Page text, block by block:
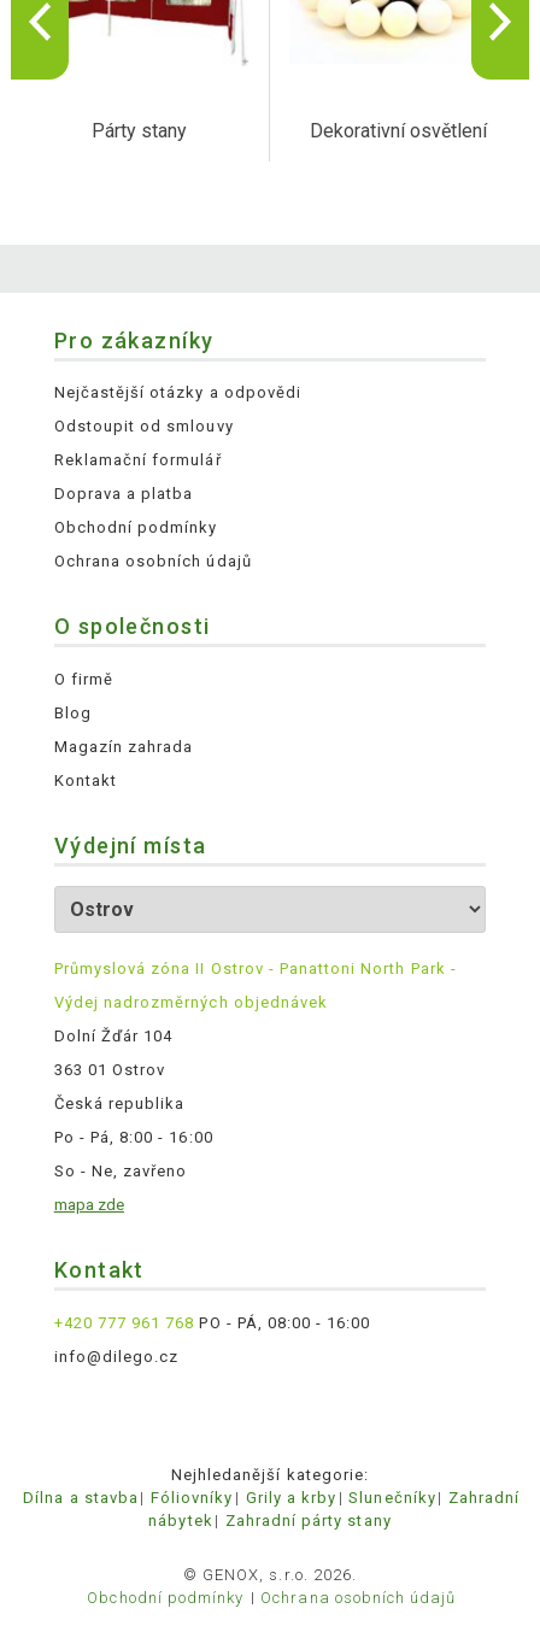
Párty stany Dekorativní osvětlení
Pro zákazníky
Nejčastější otázky a odpovědi
Odstoupit od smlouvy
Reklamační formulář
Doprava a platba
Obchodní podmínky
Ochrana osobních údajů
O společnosti
O firmě
Blog
Magazín zahrada
Kontakt
Výdejní místa
Průmyslová zóna II Ostrov - Panattoni North Park -
Výdej nadrozměrných objednávek
Dolní Žďár 104
363 01 Ostrov
Česká republika
Po - Pá, 8:00 - 16:00
So - Ne, zavřeno
mapa zde
Kontakt
+420 777 961 768 PO - PÁ, 08:00 - 16:00
info@dilego.cz
Nejhledanější kategorie:
Dílna a stavba
Fóliovníky Grily a krby Slunečníky
Zahradní
nábytek
Zahradní párty stany
© GENOX, s.r.o. 2026.
Obchodní podmínky
Ochrana osobních údajů